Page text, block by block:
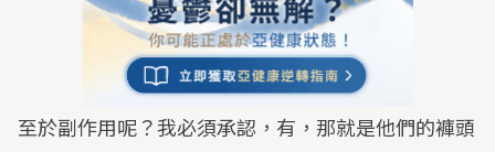
至於副作用呢？我必須承認，有，那就是他們的褲頭